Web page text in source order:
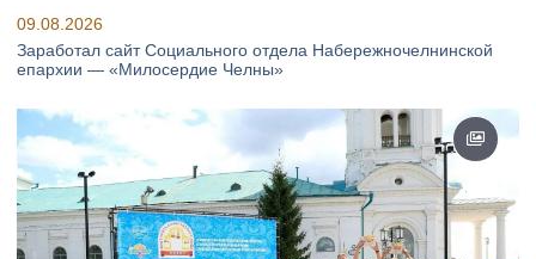
09.08.2026
Заработал сайт Социального отдела Набережночелнинской
епархии — «Милосердие Челны»